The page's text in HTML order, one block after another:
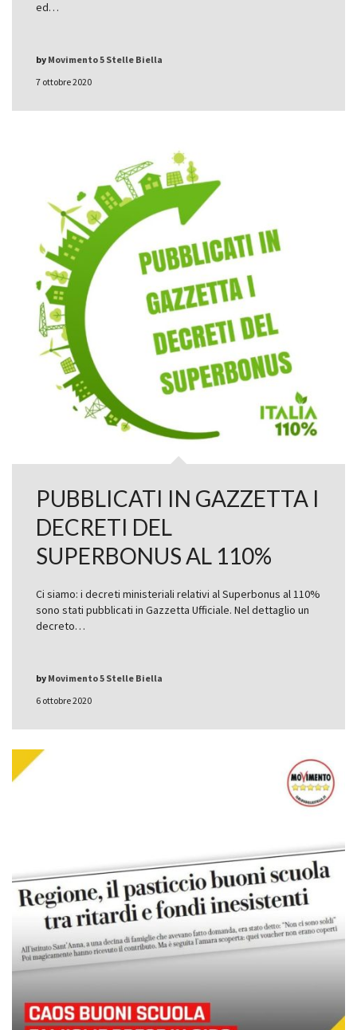
ed…
7 ottobre 2020
by Movimento 5 Stelle Biella
PUBBLICATI IN GAZZETTA I
DECRETI DEL
SUPERBONUS AL 110%
Ci siamo: i decreti ministeriali relativi al Superbonus al 110%
sono stati pubblicati in Gazzetta Ufficiale. Nel dettaglio un
decreto…
6 ottobre 2020
by Movimento 5 Stelle Biella